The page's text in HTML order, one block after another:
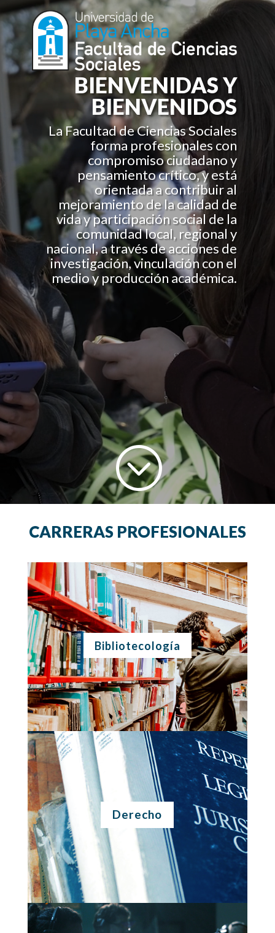
BIENVENIDAS Y
BIENVENIDOS
La Facultad de Ciencias Sociales
forma profesionales con
compromiso ciudadano y
pensamiento crítico, y está
orientada a contribuir al
mejoramiento de la calidad de
vida y participación social de la
comunidad local, regional y
nacional, a través de acciones de
investigación, vinculación con el
medio y producción académica.
;
CARRERAS PROFESIONALES
Bibliotecología
Derecho